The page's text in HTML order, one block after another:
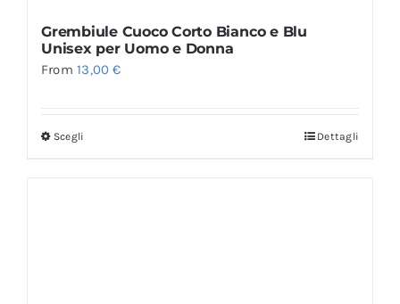
Grembiule Cuoco Corto Bianco e Blu
Unisex per Uomo e Donna
From13,00€
Scegli Dettagli